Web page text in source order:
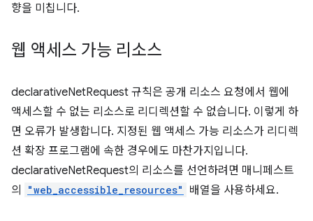
향을 미칩니다.
웹 액세스 가능 리소스
declarativeNetRequest 규칙은 공개 리소스 요청에서 웹에
액세스할 수 없는 리소스로 리디렉션할 수 없습니다. 이렇게 하
면 오류가 발생합니다. 지정된 웹 액세스 가능 리소스가 리디렉
션 확장 프로그램에 속한 경우에도 마찬가지입니다.
declarativeNetRequest의 리소스를 선언하려면 매니페스트
의
"web_accessible_resources" 배열을 사용하세요.